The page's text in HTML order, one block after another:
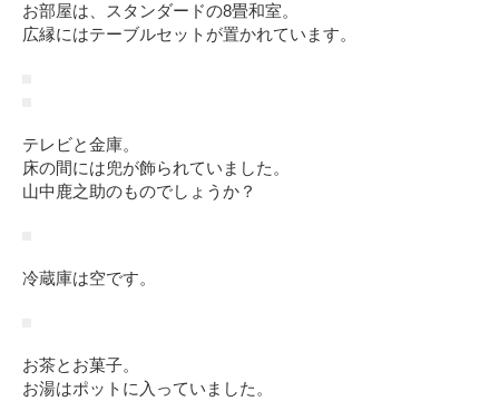
お部屋は、スタンダードの8畳和室。
広縁にはテーブルセットが置かれています。
テレビと金庫。
床の間には兜が飾られていました。
山中鹿之助のものでしょうか？
冷蔵庫は空です。
お茶とお菓子。
お湯はポットに入っていました。